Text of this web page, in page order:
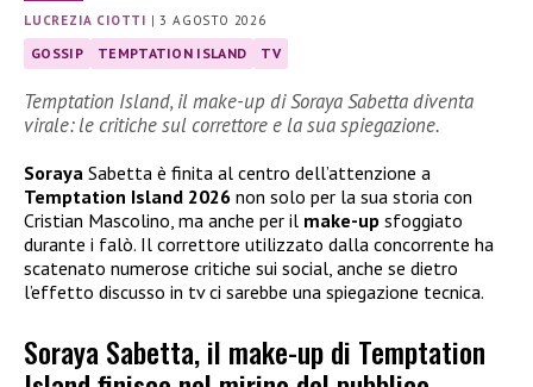
LUCREZIA CIOTTI |3 AGOSTO 2026
GOSSIP TEMPTATION ISLAND TV
Temptation Island, il make-up di Soraya Sabetta diventa
virale: le critiche sul correttore e la sua spiegazione.
Soraya Sabetta è finita al centro dell’attenzione a
Temptation Island 2026 non solo per la sua storia con
Cristian Mascolino, ma anche per il make-up sfoggiato
durante i falò. Il correttore utilizzato dalla concorrente ha
scatenato numerose critiche sui social, anche se dietro
l’effetto discusso in tv ci sarebbe una spiegazione tecnica.
Soraya Sabetta, il make-up di Temptation